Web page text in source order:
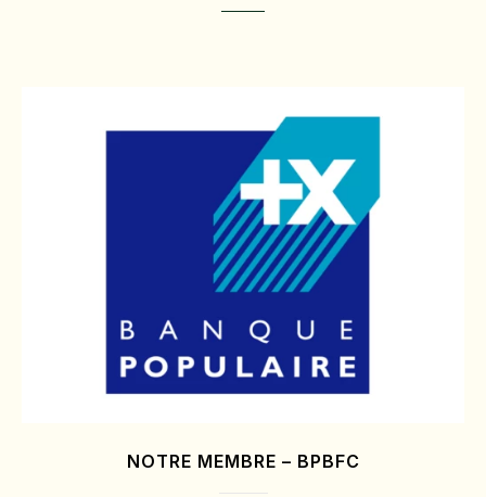
NOTRE MEMBRE – BPBFC